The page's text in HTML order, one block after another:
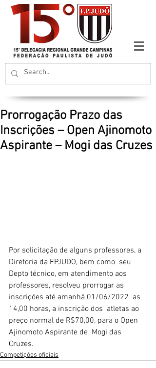
Prorrogação Prazo das
Inscrições – Open Ajinomoto
Aspirante – Mogi das Cruzes
Por solicitação de alguns professores, a
Diretoria da FPJUDO, bem como  seu
Depto técnico, em atendimento aos
professores, resolveu prorrogar as
inscrições até amanhã 01/06/2022  as
14,00 horas, a inscrição dos  atletas ao
preço normal de R$70,00, para o Open
Ajinomoto Aspirante de  Mogi das
Cruzes.
Competições oficiais